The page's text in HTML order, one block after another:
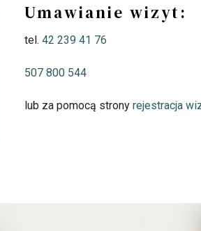
Umawianie wizyt:
tel. 42 239 41 76
507 800 544
lub za pomocą strony rejestracja